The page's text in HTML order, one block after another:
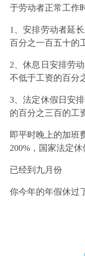
于劳动者正常工作
1、安排劳动者延
百分之一百五十的
2、休息日安排劳
不低于工资的百分
3、法定休假日安
的百分之三百的工
即平时晚上的加班
200%，国家法定休
已经到九月份
你今年的年假休过